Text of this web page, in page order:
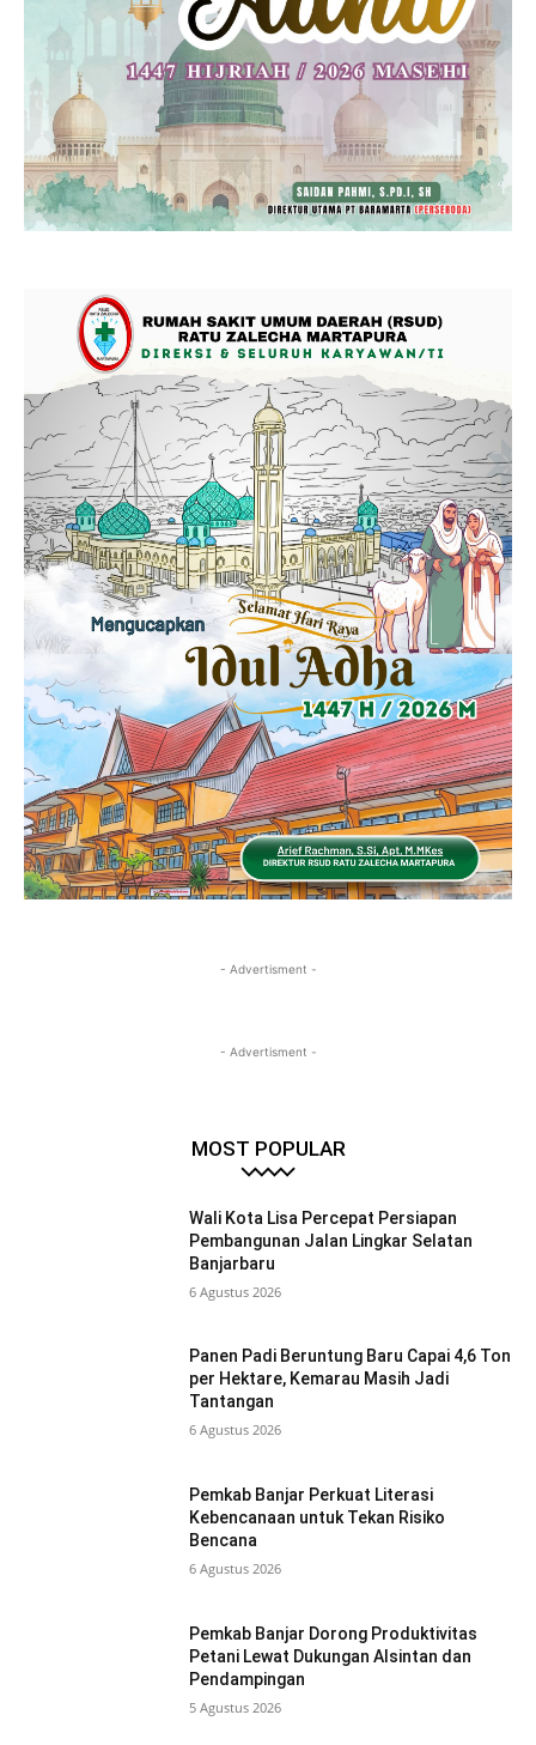
- Advertisment -
- Advertisment -
MOST POPULAR
Wali Kota Lisa Percepat Persiapan
Pembangunan Jalan Lingkar Selatan
Banjarbaru
6 Agustus 2026
Panen Padi Beruntung Baru Capai 4,6 Ton
per Hektare, Kemarau Masih Jadi
Tantangan
6 Agustus 2026
Pemkab Banjar Perkuat Literasi
Kebencanaan untuk Tekan Risiko
Bencana
6 Agustus 2026
Pemkab Banjar Dorong Produktivitas
Petani Lewat Dukungan Alsintan dan
Pendampingan
5 Agustus 2026